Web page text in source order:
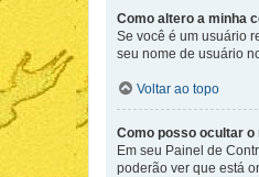
Como altero a minha
Se você é um usuário
seu nome de usuário
Voltar ao topo
Como posso ocultar o
Em seu Painel de
poderão ver que está